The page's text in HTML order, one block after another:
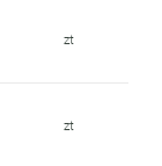
zt
zt